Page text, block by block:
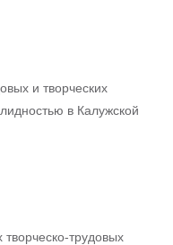
и творческих
в Калужской
трудовых